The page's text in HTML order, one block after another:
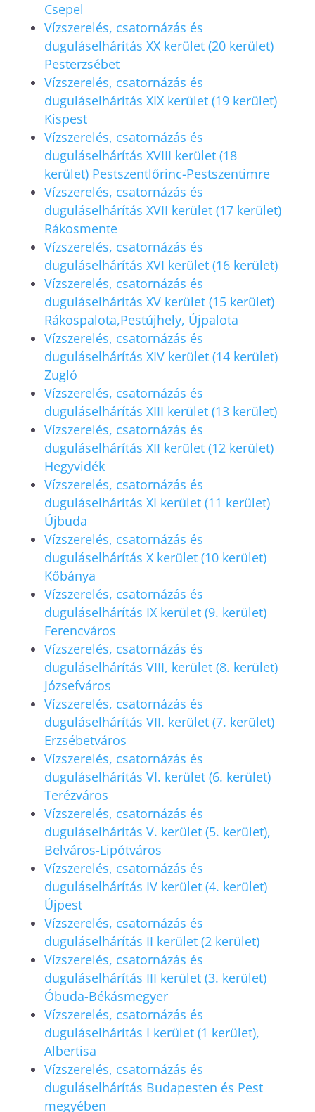
Csepel
Vízszerelés, csatornázás és
duguláselhárítás XX kerület (20 kerület)
Pesterzsébet
Vízszerelés, csatornázás és
duguláselhárítás XIX kerület (19 kerület)
Kispest
Vízszerelés, csatornázás és
duguláselhárítás XVIII kerület (18
kerület) Pestszentlőrinc-Pestszentimre
Vízszerelés, csatornázás és
duguláselhárítás XVII kerület (17 kerület)
Rákosmente
Vízszerelés, csatornázás és
duguláselhárítás XVI kerület (16 kerület)
Vízszerelés, csatornázás és
duguláselhárítás XV kerület (15 kerület)
Rákospalota,Pestújhely, Újpalota
Vízszerelés, csatornázás és
duguláselhárítás XIV kerület (14 kerület)
Zugló
Vízszerelés, csatornázás és
duguláselhárítás XIII kerület (13 kerület)
Vízszerelés, csatornázás és
duguláselhárítás XII kerület (12 kerület)
Hegyvidék
Vízszerelés, csatornázás és
duguláselhárítás XI kerület (11 kerület)
Újbuda
Vízszerelés, csatornázás és
duguláselhárítás X kerület (10 kerület)
Kőbánya
Vízszerelés, csatornázás és
duguláselhárítás IX kerület (9. kerület)
Ferencváros
Vízszerelés, csatornázás és
duguláselhárítás VIII, kerület (8. kerület)
Józsefváros
Vízszerelés, csatornázás és
duguláselhárítás VII. kerület (7. kerület)
Erzsébetváros
Vízszerelés, csatornázás és
duguláselhárítás VI. kerület (6. kerület)
Terézváros
Vízszerelés, csatornázás és
duguláselhárítás V. kerület (5. kerület),
Belváros-Lipótváros
Vízszerelés, csatornázás és
duguláselhárítás IV kerület (4. kerület)
Újpest
Vízszerelés, csatornázás és
duguláselhárítás II kerület (2 kerület)
Vízszerelés, csatornázás és
duguláselhárítás III kerület (3. kerület)
Óbuda-Békásmegyer
Vízszerelés, csatornázás és
duguláselhárítás I kerület (1 kerület),
Albertisa
Vízszerelés, csatornázás és
duguláselhárítás Budapesten és Pest
megyében